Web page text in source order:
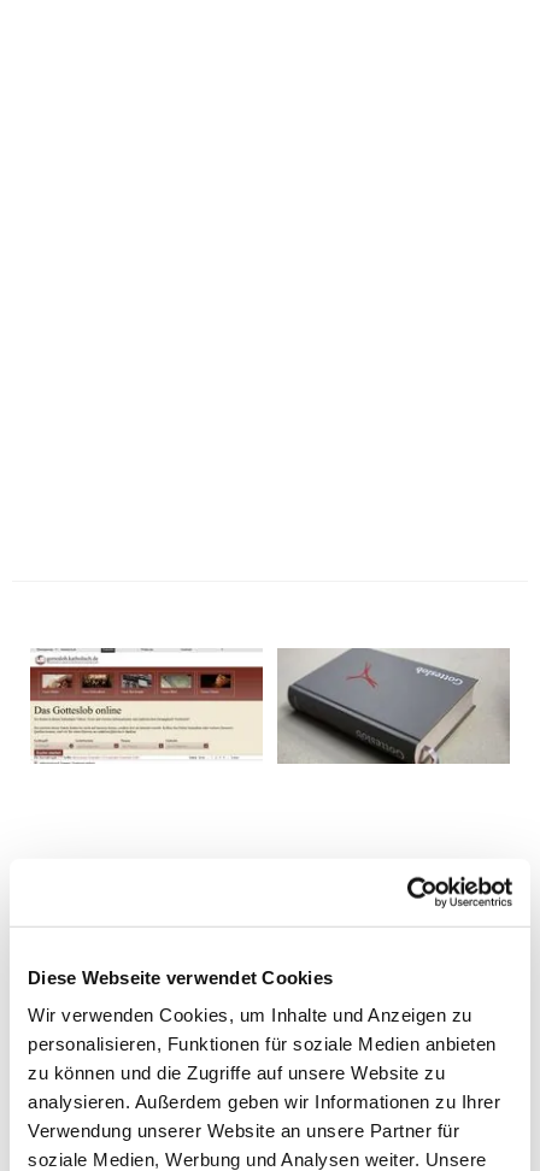
Diese Webseite verwendet Cookies
Wir verwenden Cookies, um Inhalte und Anzeigen zu
personalisieren, Funktionen für soziale Medien anbieten
zu können und die Zugriffe auf unsere Website zu
analysieren. Außerdem geben wir Informationen zu Ihrer
Verwendung unserer Website an unsere Partner für
soziale Medien, Werbung und Analysen weiter. Unsere